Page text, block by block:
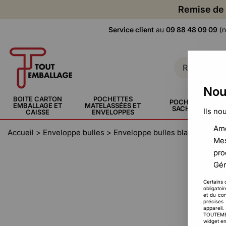
Remise
Service client au 09 88 48 09 09
BOITE CARTON
EMBALLAGE ET
CAISSE
POCHETTES
MATELASSÉES ET
ENVELOPPES
POCHETTE,
SACHERIE
Accueil > Enveloppe bulles > Enveloppe bulles blanche >
Ils
Certains
et du
widget